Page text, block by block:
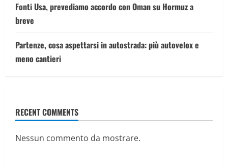
Fonti Usa, prevediamo accordo con Oman su Hormuz a
breve
Partenze, cosa aspettarsi in autostrada: più autovelox e
meno cantieri
RECENT COMMENTS
Nessun commento da mostrare.